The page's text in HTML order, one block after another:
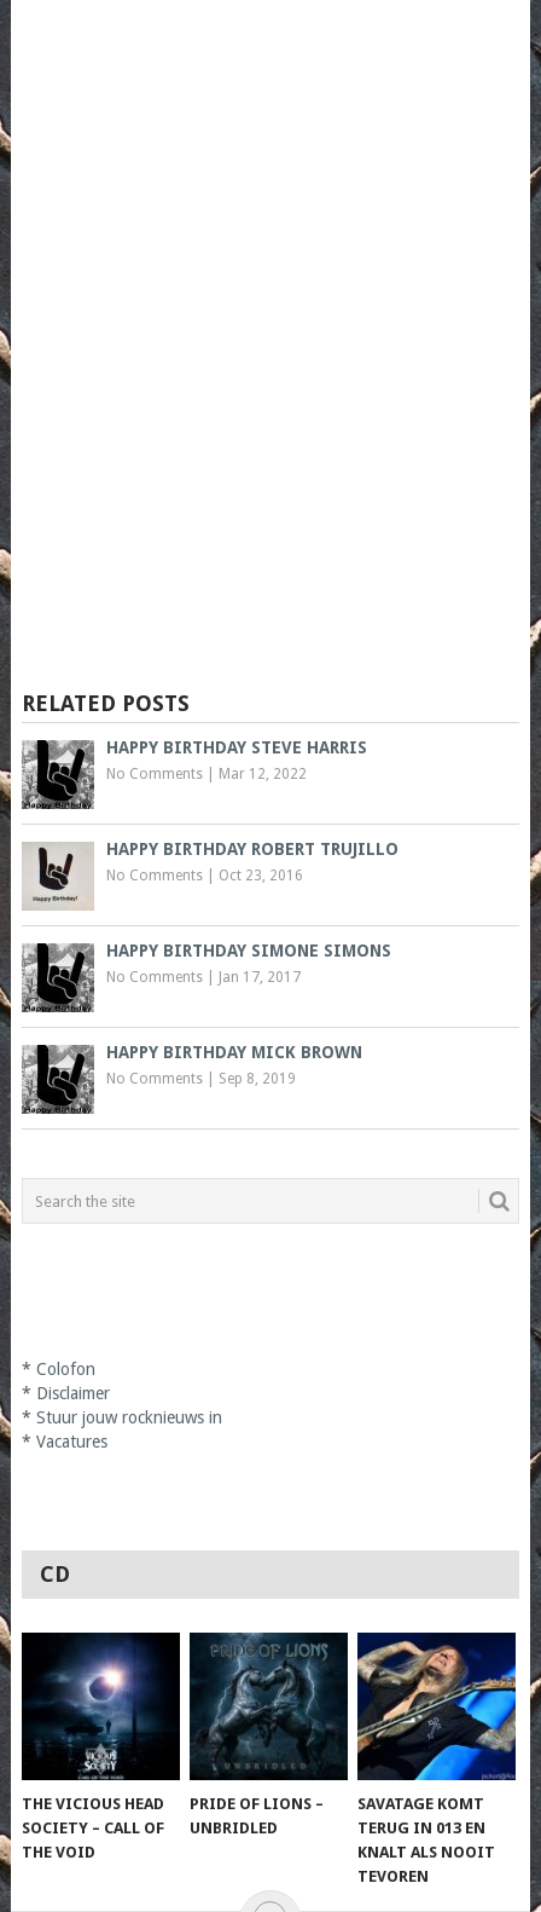
RELATED POSTS
HAPPY BIRTHDAY STEVE HARRIS
No Comments| Mar 12, 2022
HAPPY BIRTHDAY ROBERT TRUJILLO
No Comments| Oct 23, 2016
HAPPY BIRTHDAY SIMONE SIMONS
No Comments| Jan 17, 2017
HAPPY BIRTHDAY MICK BROWN
No Comments| Sep 8, 2019
* Colofon
* Disclaimer
* Stuur jouw rocknieuws in
* Vacatures
CD
THE VICIOUS HEAD
SOCIETY – CALL OF
THE VOID
PRIDE OF LIONS –
UNBRIDLED
SAVATAGE KOMT
TERUG IN 013 EN
KNALT ALS NOOIT
TEVOREN